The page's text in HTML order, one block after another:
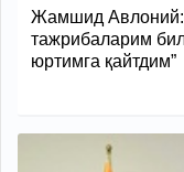
Жамшид Авлоний:
тажрибаларим
юртимга қайтдим”